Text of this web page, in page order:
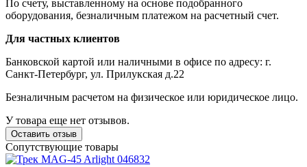
По счету, выставленному на основе подобранного
оборудования, безналичным платежом на расчетный счет.
Для частных клиентов
Банковской картой или наличными в офисе по адресу: г.
Санкт-Петербург, ул. Прилукская д.22
Безналичным расчетом на физическое или юридическое лицо.
У товара еще нет отзывов.
Оставить отзыв
Сопутствующие товары